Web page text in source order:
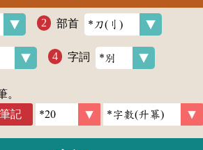
部首
字詞
。
記